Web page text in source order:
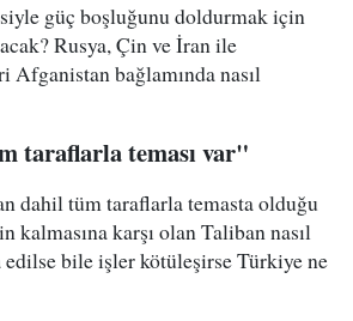
güç boşluğunu doldurmak için
Rusya, Çin ve İran ile
bağlamında nasıl
taraflarla teması var"
dahil tüm taraflarla temasta olduğu
kalmasına karşı olan Taliban nasıl
bile işler kötüleşirse Türkiye ne